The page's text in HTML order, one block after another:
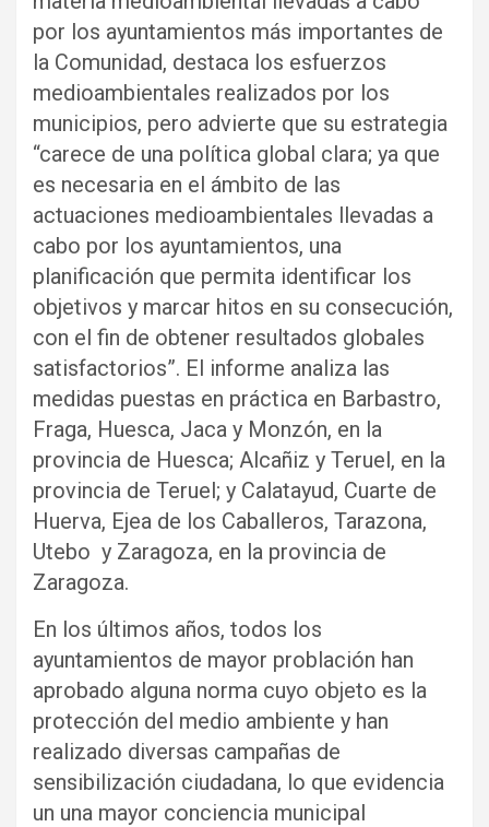
por los ayuntamientos más importantes de
la Comunidad, destaca los esfuerzos
medioambientales realizados por los
municipios, pero advierte que su estrategia
“carece de una política global clara; ya que
es necesaria en el ámbito de las
actuaciones medioambientales llevadas a
cabo por los ayuntamientos, una
planificación que permita identificar los
objetivos y marcar hitos en su consecución,
con el fin de obtener resultados globales
satisfactorios”. El informe analiza las
medidas puestas en práctica en Barbastro,
Fraga, Huesca, Jaca y Monzón, en la
provincia de Huesca; Alcañiz y Teruel, en la
provincia de Teruel; y Calatayud, Cuarte de
Huerva, Ejea de los Caballeros, Tarazona,
Utebo y Zaragoza, en la provincia de
Zaragoza.
En los últimos años, todos los
ayuntamientos de mayor problación han
aprobado alguna norma cuyo objeto es la
protección del medio ambiente y han
realizado diversas campañas de
sensibilización ciudadana, lo que evidencia
un una mayor conciencia municipal